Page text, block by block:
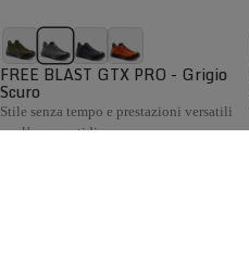
FREE BLAST GTX PRO - Grigio
Scuro
Stile senza tempo e prestazioni versatili
per l’uso quotidiano